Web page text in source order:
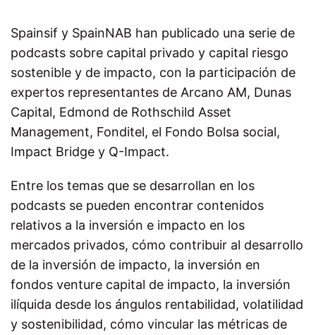
Spainsif y SpainNAB han publicado una serie de
podcasts sobre capital privado y capital riesgo
sostenible y de impacto, con la participación de
expertos representantes de Arcano AM, Dunas
Capital, Edmond de Rothschild Asset
Management, Fonditel, el Fondo Bolsa social,
Impact Bridge y Q-Impact.
Entre los temas que se desarrollan en los
podcasts se pueden encontrar contenidos
relativos a la inversión e impacto en los
mercados privados, cómo contribuir al desarrollo
de la inversión de impacto, la inversión en
fondos venture capital de impacto, la inversión
ilíquida desde los ángulos rentabilidad, volatilidad
y sostenibilidad, cómo vincular las métricas de